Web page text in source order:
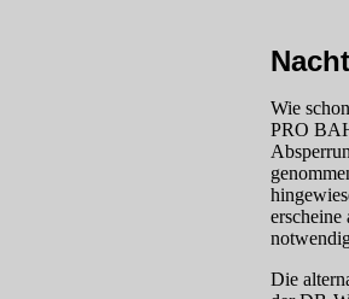
Wie
PRO
Die